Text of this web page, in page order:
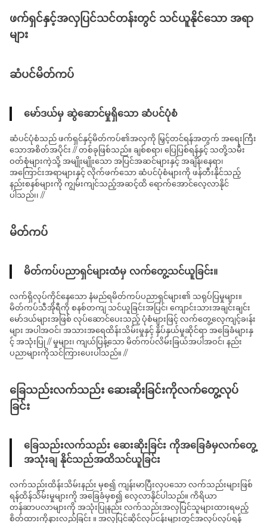
ဖက်ရှင်နှင့်အလှပြင်သင်တန်းတွင် သင်ယူနိုင်သော အရာ
များ
ဆံပင်မိတ်ကပ်
မော်ဒယ်မှ ဆွဲဆောင်မှုရှိသော ဆံပင်ပုံစံ
ဆံပင်ပုံစံသည် ဖက်ရှင်နှင့်မိတ်ကပ်၏အလှကို မြှင့်တင်ရန်အတွက် အရေးကြီး
သောအစိတ်အပိုင်း // တစ်ခုဖြစ်သည်။ ချစ်စရာ၊ ပြေပြစ်ရန်နှင့် သတို့သမီး
ဝတ်စုံများကဲ့သို့ အမျိုးမျိုးသော အပြင်အဆင်များနှင့် အချိန်၊နေရာ၊
အကြောင်းအရာများနှင့် လိုက်ဖက်သော ဆံပင်ပုံစံများကို ဖန်တီးနိုင်သည့်
နည်းစနစ်များကို ကျွမ်းကျင်သည့်အဆင့်ထိ ရောက်အောင်လေ့လာနိုင်
ပါသည်၊၊ //
မိတ်ကပ်
မိတ်ကပ်ပညာရှင်များထံမှ လက်တွေ့သင်ယူခြင်း။
လက်ရှိလုပ်ကိုင်နေသော နံမည်ရမိတ်ကပ်ပညာရှင်များ၏ သရုပ်ပြမှုများ။
မိတ်ကပ်သီအိုရီကို စနစ်တကျ သင်ယူခြင်းအပြင်၊ ကျောင်းသားအချင်းချင်း
မော်ဒယ်များအဖြစ် လုပ်ဆောင်ပေးသည့် ပုံစံများဖြင့် လက်တွေ့လေ့ကျင့်ခ၊န်း
များ အပါအဝင်၊ အသားအရေထိန်းသိမ်းမှုနှင့် နှိပ်နှယ်မှုဆိုင်ရာ အခြေခံများနှ
င့် အသုံးပြု // မှုများ၊ ကျယ်ပြန့်သော မိတ်ကပ်လိမ်းခြယ်အပါအဝင်၊ နည်း
ပညာများကိုသင်ကြားပေးပါသည်။ //
ခြေသည်းလက်သည်း ဆေးဆိုးခြင်းကိုလက်တွေ့လုပ်
ခြင်း
ခြေသည်းလက်သည်း ဆေးဆိုးခြင်း ကိုအခြေခံမှလက်တွေ့
အသုံးချ နိုင်သည်အထိသင်ယူခြင်း
လက်သည်းထိန်းသိမ်းနည်း မှစ၍ ကျန်းမာပြီးလှပသော လက်သည်းများဖြစ်
ရန်ထိန်သိမ်းမှုများကို အခြေခံမှစ၍ လေ့လာနိုင်ပါသည်။ ကိရိယာ
တန်ဆာပလာများကို အသုံးပြုနည်း လက်သည်းအလှပြင်သူများထားရမည့်
စိတ်ထားကိုနားလည်ခြင်း ။ အလှပြင်ဆိုင်လုပ်ငန်းများတွင်အလုပ်လုပ်ရန်